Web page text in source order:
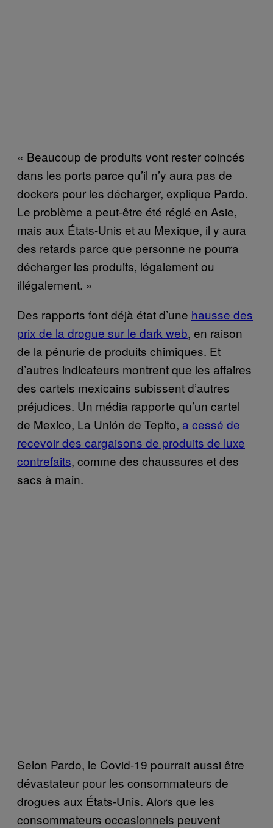
« Beaucoup de produits vont rester coincés
dans les ports parce qu’il n’y aura pas de
dockers pour les décharger, explique Pardo.
Le problème a peut-être été réglé en Asie,
mais aux États-Unis et au Mexique, il y aura
des retards parce que personne ne pourra
décharger les produits, légalement ou
illégalement. »
Des rapports font déjà état d’une hausse des
prix de la drogue sur le dark web, en raison
de la pénurie de produits chimiques. Et
d’autres indicateurs montrent que les affaires
des cartels mexicains subissent d’autres
préjudices. Un média rapporte qu’un cartel
de Mexico, La Unión de Tepito, a cessé de
recevoir des cargaisons de produits de luxe
contrefaits, comme des chaussures et des
sacs à main.
Selon Pardo, le Covid-19 pourrait aussi être
dévastateur pour les consommateurs de
drogues aux États-Unis. Alors que les
consommateurs occasionnels peuvent